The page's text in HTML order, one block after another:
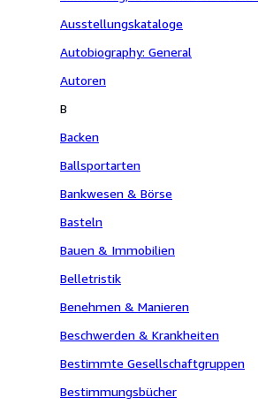
Ausstellungskataloge
Autobiography: General
Autoren
B
Backen
Ballsportarten
Bankwesen & Börse
Basteln
Bauen & Immobilien
Belletristik
Benehmen & Manieren
Beschwerden & Krankheiten
Bestimmte Gesellschaftgruppen
Bestimmungsbücher